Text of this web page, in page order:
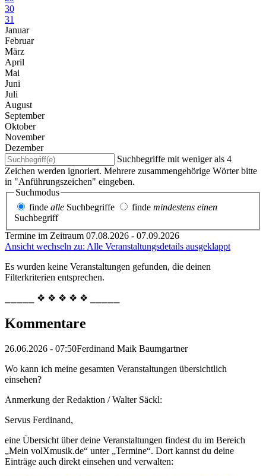
30
31
Januar
Februar
März
April
Mai
Juni
Juli
August
September
Oktober
November
Dezember
Suchbegriffe mit weniger als 4
Zeichen werden ignoriert. Mehrere zusammengehörige Wörter bitte
in "Anführungszeichen" eingeben.
Suchmodus
finde alle Suchbegriffe finde mindestens einen
Suchbegriff
Termine im Zeitraum 07.08.2026 - 07.09.2026
Ansicht wechseln zu: Alle Veranstaltungsdetails ausgeklappt
Es wurden keine Veranstaltungen gefunden, die deinen
Filterkriterien entsprechen.
⎯⎯⎯⎯⎯ ❖ ❖ ❖ ❖ ❖ ⎯⎯⎯⎯⎯
Kommentare
26.06.2026 - 07:50Ferdinand Maik Baumgartner
Wo kann ich meine gesamten Veranstaltungen übersichtlich
einsehen?
Anmerkung der Redaktion /Walter Säckl:
Servus Ferdinand,
eine Übersicht über deine Veranstaltungen findest du im Bereich
„Mein volXmusik.de“ unter „Termine“. Dort kannst du deine
Einträge auch direkt einsehen und verwalten: